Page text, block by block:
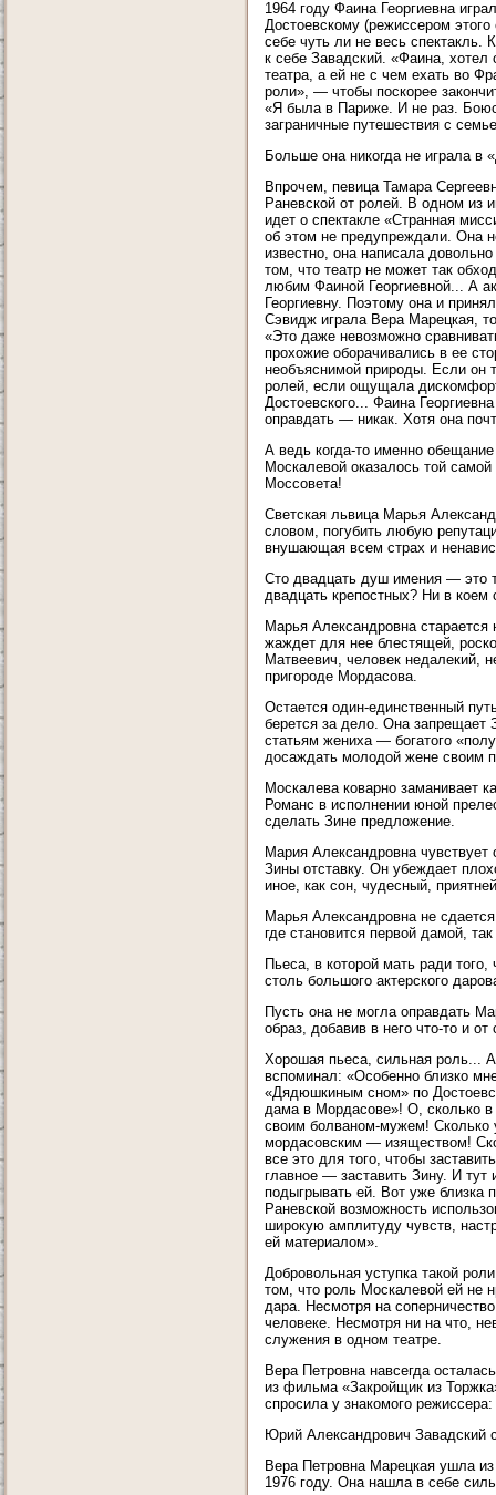
1964 году Фаина Георгиевна
Достоевскому (режиссером
себе чуть ли не весь спектакль.
к себе Завадский. «Фаина,
театра, а ей не с чем ехать во
роли», — чтобы поскорее
«Я была в Париже. И не раз.
заграничные путешествия с
Больше она никогда не играла
Впрочем, певица Тамара
Раневской от ролей. В одном из
идет о спектакле «Странная
об этом не предупреждали. Она
известно, она написала
том, что театр не может так
любим Фаиной Георгиевной... А
Георгиевну. Поэтому она и
Сэвидж играла Вера Марецкая,
«Это даже невозможно
прохожие оборачивались в ее
необъяснимой природы. Если он
ролей, если ощущала
Достоевского... Фаина
оправдать — никак. Хотя она
А ведь когда-то именно
Москалевой оказалось той
Моссовета!
Светская львица Марья
словом, погубить любую
внушающая всем страх и
Сто двадцать душ имения — это
двадцать крепостных? Ни в коем
Марья Александровна
жаждет для нее блестящей,
Матвеевич, человек недалекий,
пригороде Мордасова.
Остается один-единственный
берется за дело. Она запрещает
статьям жениха — богатого
досаждать молодой жене своим
Москалева коварно заманивает
Романс в исполнении юной
сделать Зине предложение.
Мария Александровна чувствует
Зины отставку. Он убеждает
иное, как сон, чудесный,
Марья Александровна не
где становится первой дамой,
Пьеса, в которой мать ради
столь большого актерского
Пусть она не могла оправдать
образ, добавив в него что-то и от
Хорошая пьеса, сильная роль...
вспоминал: «Особенно близко
«Дядюшкиным сном» по
дама в Мордасове»! О, сколько в
своим болваном-мужем! Сколько
мордасовским — изяществом!
все это для того, чтобы
главное — заставить Зину. И
подыгрывать ей. Вот уже близка
Раневской возможность
широкую амплитуду чувств,
ей материалом».
Добровольная уступка такой
том, что роль Москалевой ей не
дара. Несмотря на
человеке. Несмотря ни на что,
служения в одном театре.
Вера Петровна навсегда
из фильма «Закройщик из
спросила у знакомого
Юрий Александрович Завадский
Вера Петровна Марецкая ушла из
1976 году. Она нашла в себе